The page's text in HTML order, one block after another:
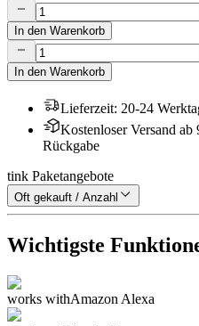
In den Warenkorb
In den Warenkorb
Lieferzeit: 20-24
Kostenloser Versand
Rückgabe
tink Paketangebote
Oft gekauft / Anzahl
Wichtigste
works withAmazon Alexa